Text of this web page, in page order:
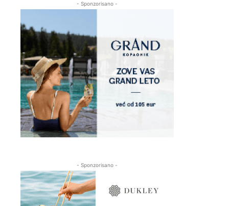
- Sponzorisano -
- Sponzorisano -